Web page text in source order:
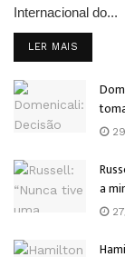
Internacional do...
LER MAIS
a